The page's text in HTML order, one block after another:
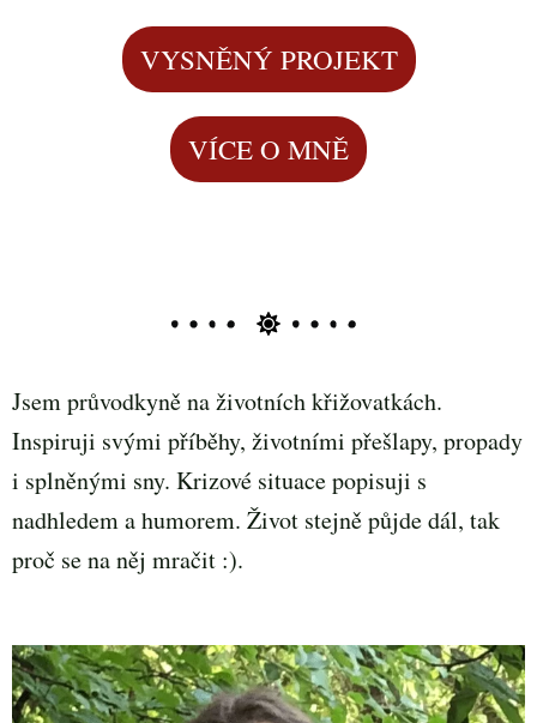
VYSNĚNÝ PROJEKT
VÍCE O MNĚ
Jsem průvodkyně na životních křižovatkách.
Inspiruji svými příběhy, životními přešlapy, propady
i splněnými sny. Krizové situace popisuji s
nadhledem a humorem. Život stejně půjde dál, tak
proč se na něj mračit :).